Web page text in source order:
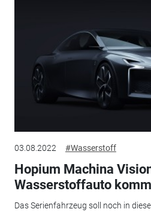
03.08.2022 #Wasserstoff
Hopium Machina
Wasserstoffauto
Das Serienfahrzeug soll noch in